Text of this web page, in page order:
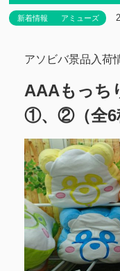
新着情報 アミューズ
アソビバ景品入荷
AAAもっち
①、②（全6